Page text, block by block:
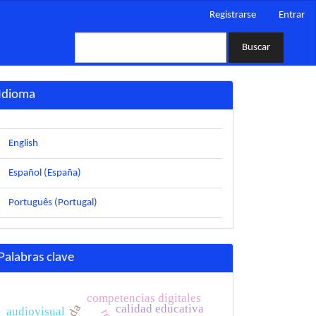
Registrarse Entrar
Buscar
English
Español (España)
Português (Portugal)
clave
calidad educativa
competencias digitales
audiovisual